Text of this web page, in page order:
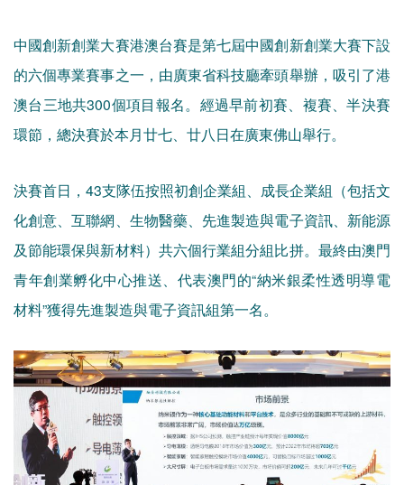
中國創新創業大賽港澳台賽是第七屆中國創新創業大賽下設
的六個專業賽事之一，由廣東省科技廳牽頭舉辦，吸引了港
澳台三地共300個項目報名。經過早前初賽、複賽、半決賽
環節，總決賽於本月廿七、廿八日在廣東佛山舉行。
決賽首日，43支隊伍按照初創企業組、成長企業組（包括文
化創意、互聯網、生物醫藥、先進製造與電子資訊、新能源
及節能環保與新材料）共六個行業組分組比拼。最終由澳門
青年創業孵化中心推送、代表澳門的“納米銀柔性透明導電
材料”獲得先進製造與電子資訊組第一名。